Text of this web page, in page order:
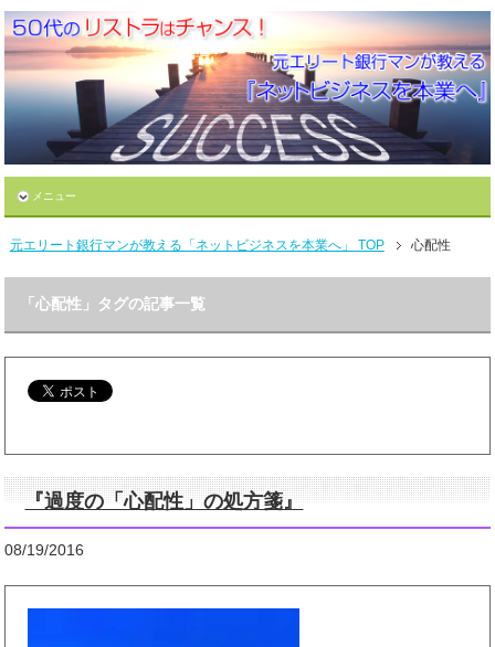
メニュー
元エリート銀行マンが教える「ネットビジネスを本業へ」 TOP 心配性
「心配性」タグの記事一覧
『過度の「心配性」の処方箋』
08/19/2016